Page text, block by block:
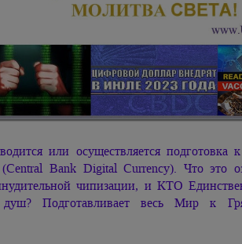
или осуществляется
Bank Digital Currency). Что это
чипизации, и КТО
душ? Подготавливает весь Мир к